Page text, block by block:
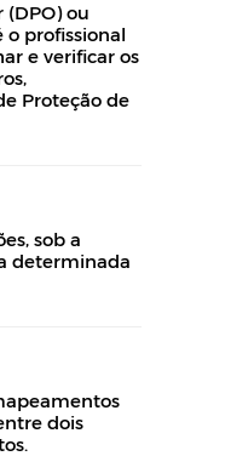
ou
o profissional
e verificar os
Proteção de
sob a
determinada
dois